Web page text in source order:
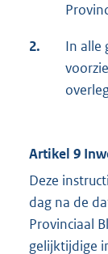
2.
In alle
Artikel 9
Deze
dag na de
Provinciaal
gelijktijdige